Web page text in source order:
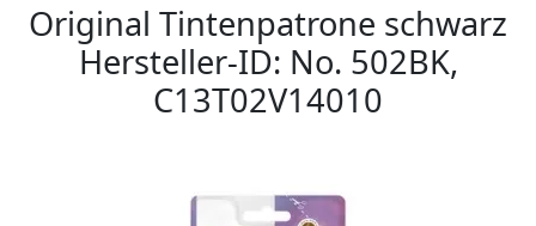
Original Tintenpatrone schwarz
Hersteller-ID: No. 502BK,
C13T02V14010